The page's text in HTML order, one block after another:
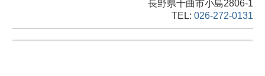
長野県千曲市小島2806-1
TEL: 026-272-0131